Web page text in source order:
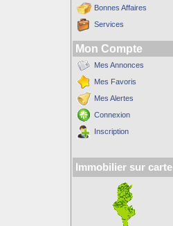
Bonnes Affaires
Services
Mon Compte
Mes Annonces
Mes Favoris
Mes Alertes
Connexion
Inscription
Immobilier sur carte